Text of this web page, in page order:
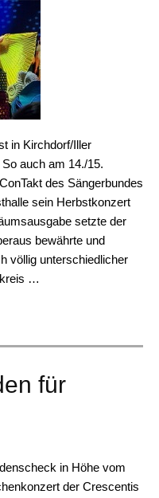
in Kirchdorf/Iller
auch am 14./15.
des Sängerbundes
sein Herbstkonzert
setzte der
bewährte und
völlig unterschiedlicher
…
für
in Höhe vom
der Crescentis